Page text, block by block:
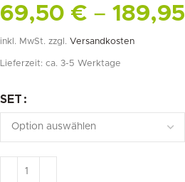
69,50 € – 189,95
inkl. MwSt. zzgl. Versandkosten
Lieferzeit: ca. 3-5 Werktage
SET